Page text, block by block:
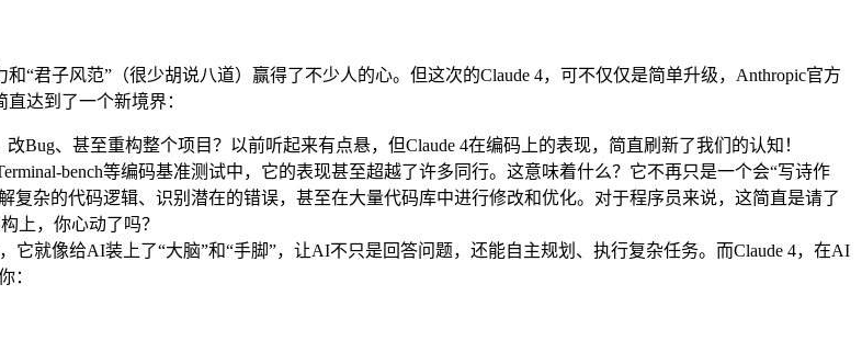
“君子风范”（很少胡说八道）赢得了不少人的心。但这次的Claude 4，可不仅仅是简单升级，Anthropic官方
达到了一个新境界：
Bug、甚至重构整个项目？以前听起来有点悬，但Claude 4在编码上的表现，简直刷新了我们的认知！
bench等编码基准测试中，它的表现甚至超越了许多同行。这意味着什么？它不再只是一个会“写诗作
复杂的代码逻辑、识别潜在的错误，甚至在大量代码库中进行修改和优化。对于程序员来说，这简直是请了
上，你心动了吗？
它就像给AI装上了“大脑”和“手脚”，让AI不只是回答问题，还能自主规划、执行复杂任务。而Claude 4，在AI
：